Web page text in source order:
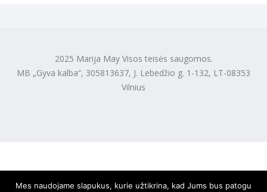
2025 Marija May Visos teisės saugomos.
MB „Gyva kalba“, 305813637, J. Lebedžio g. 1-132, LT-08353
Vilnius
Mes naudojame slapukus, kurie užtikrina, kad Jums bus patogu